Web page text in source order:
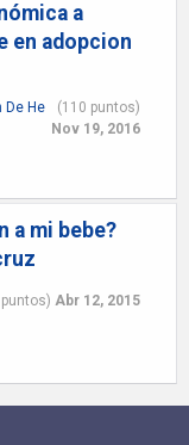
a
en adopcion
De He (110 puntos)
Nov 19, 2016
a mi bebe?
puntos) Abr 12, 2015